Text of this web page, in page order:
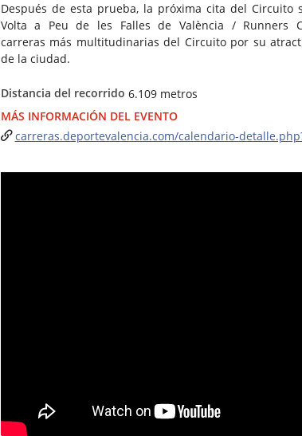
Después de esta prueba, la próxima cita del Circuito
Volta a Peu de les Falles de València / Runners
carreras más multitudinarias del Circuito por su
de la ciudad.
Distancia del recorrido 6.109 metros
MÁS INFORMACIÓN DEL EVENTO
carreras.deportevalencia.com/calendario-